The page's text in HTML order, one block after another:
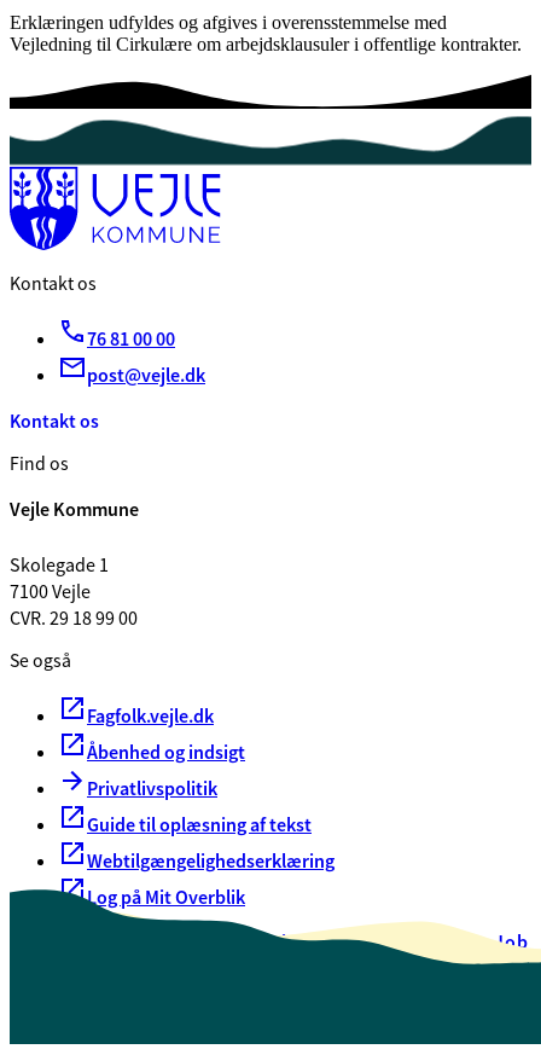
Erklæringen udfyldes og afgives i overensstemmelse med
Vejledning til Cirkulære om arbejdsklausuler i offentlige kontrakter.
Kontakt os
76 81 00 00
post@vejle.dk
Kontakt os
Find os
Vejle Kommune
Skolegade 1
7100 Vejle
CVR. 29 18 99 00
Se også
Fagfolk.vejle.dk
Åbenhed og indsigt
Privatlivspolitik
Guide til oplæsning af tekst
Webtilgængelighedserklæring
Log på Mit Overblik
Oversigt over selvbetjeningJob